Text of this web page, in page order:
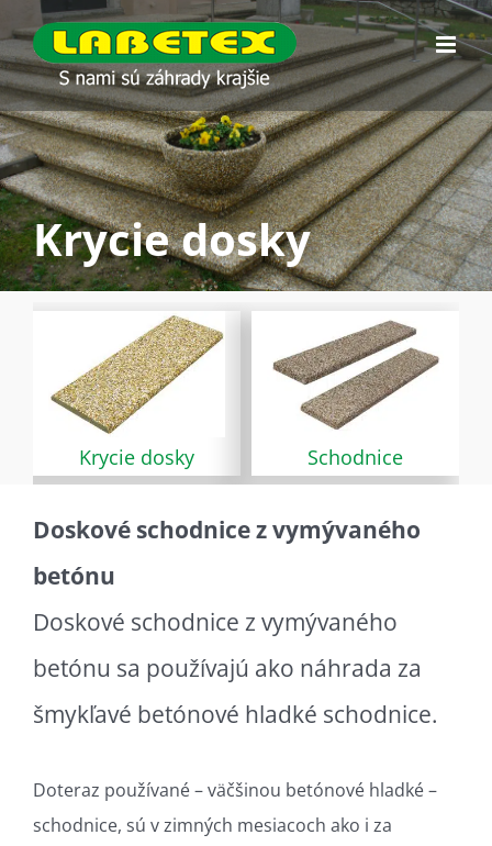
to
content
Krycie dosky
Krycie dosky Schodnice
Doskové schodnice z vymývaného
betónu
Doskové schodnice z vymývaného
betónu sa používajú ako náhrada za
šmykľavé betónové hladké schodnice.
Doteraz používané – väčšinou betónové hladké –
schodnice, sú v zimných mesiacoch ako i za